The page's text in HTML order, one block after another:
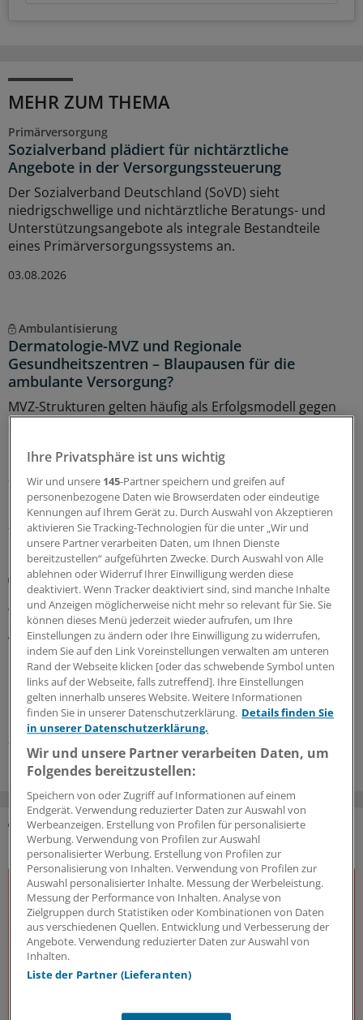
MEHR ZUM THEMA
Primärversorgung
Sozialverband plädiert für nichtärztliche
Angebote in der Versorgungssteuerung
Der Sozialverband Deutschland (SoVD) sieht
niedrigschwellige und nichtärztliche Beratungs- und
Unterstützungsangebote als integrale Bestandteile
eines Primärversorgungssystems an.
03.08.2026
Ambulantisierung
Dermatologie-MVZ und Regionale
Gesundheitszentren – Blaupausen für die
ambulante Versorgung?
MVZ-Strukturen gelten häufig als Erfolgsmodell gegen
Gesundheitszentrum in Niedersachsen die Versorgung
auf dem Land sichert, zeigte ein Panel auf dem
Hauptstadtkongress.
26.06.2026
Gegen den Ärztemangel
Erster fachübergreifender
Weiterbildungsverbund in Rheinland-Pfalz
gegründet
Ein gemeinsamer Weiterbildungsverbund rheinland-
pfälzischer Arztpraxen und dem Westpfalz-Klinikum in
Kaiserslautern bietet Ärzten in Weiterbildung einen Blick
über den Tellerrand.
26.06.2026
DAS KÖNNTE SIE AUCH INTERESSIEREN
Ihre Privatsphäre ist uns wichtig
Wir und unsere 145-Partner speichern und greifen auf
personenbezogene Daten wie Browserdaten oder eindeutige
Kennungen auf Ihrem Gerät zu. Durch Auswahl von Akzeptieren
aktivieren Sie Tracking-Technologien für die unter „Wir und
unsere Partner verarbeiten Daten, um Ihnen Dienste
bereitzustellen“ aufgeführten Zwecke. Durch Auswahl von Alle
ablehnen oder Widerruf Ihrer Einwilligung werden diese
deaktiviert. Wenn Tracker deaktiviert sind, sind manche Inhalte
und Anzeigen möglicherweise nicht mehr so relevant für Sie. Sie
können dieses Menü jederzeit wieder aufrufen, um Ihre
Einstellungen zu ändern oder Ihre Einwilligung zu widerrufen,
indem Sie auf den Link Voreinstellungen verwalten am unteren
Rand der Webseite klicken [oder das schwebende Symbol unten
links auf der Webseite, falls zutreffend]. Ihre Einstellungen
gelten innerhalb unseres Website. Weitere Informationen
finden Sie in unserer Datenschutzerklärung. Details finden Sie
in unserer Datenschutzerklärung.
Wir und unsere Partner verarbeiten Daten, um
Folgendes bereitzustellen:
Speichern von oder Zugriff auf Informationen auf einem
Endgerät. Verwendung reduzierter Daten zur Auswahl von
Werbeanzeigen. Erstellung von Profilen für personalisierte
Werbung. Verwendung von Profilen zur Auswahl
personalisierter Werbung. Erstellung von Profilen zur
Personalisierung von Inhalten. Verwendung von Profilen zur
Auswahl personalisierter Inhalte. Messung der Werbeleistung.
Messung der Performance von Inhalten. Analyse von
Zielgruppen durch Statistiken oder Kombinationen von Daten
aus verschiedenen Quellen. Entwicklung und Verbesserung der
Angebote. Verwendung reduzierter Daten zur Auswahl von
Inhalten.
Liste der Partner (Lieferanten)